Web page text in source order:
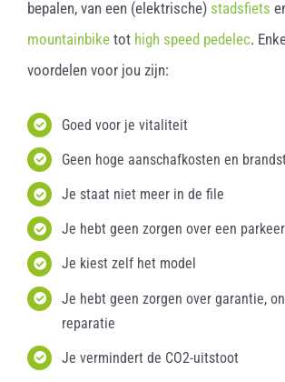
bepalen, van een (elektrische) stadsfiets
mountainbiketot high speed pedelec.
voordelen voor jou zijn:
Goed voor je vitaliteit
Geen hoge aanschafkosten en
Je staat niet meer in de file
Je hebt geen zorgen over een
Je kiest zelf het model
Je hebt geen zorgen over garantie,
reparatie
Je vermindert de CO2-uitstoot